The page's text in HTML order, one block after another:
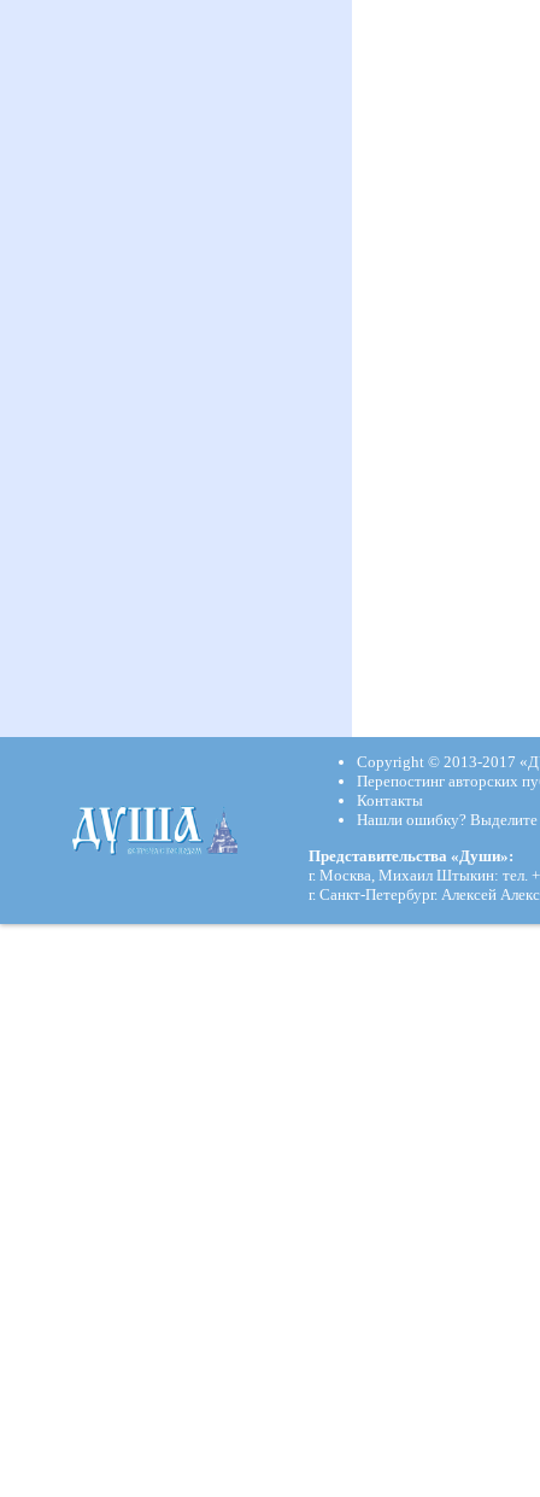
Copyright © 2013-2017
Перепостинг авторских
Контакты
Нашли ошибку?
Представительства «Души»:
г. Москва, Михаил Штыкин: тел.
г. Санкт-Петербург. Алексей